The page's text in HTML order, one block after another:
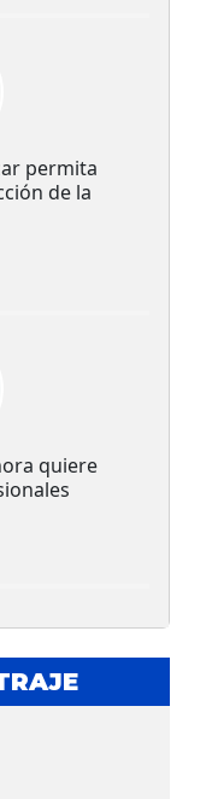
permita
de la
quiere